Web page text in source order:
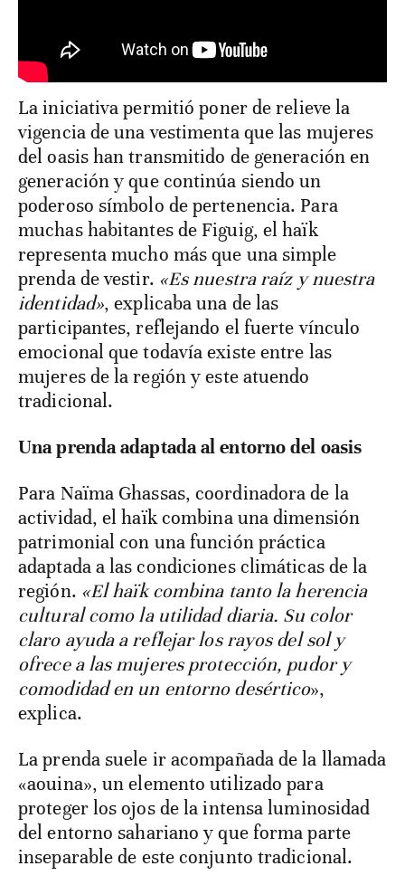
La iniciativa permitió poner de relieve la
vigencia de una vestimenta que las mujeres
del oasis han transmitido de generación en
generación y que continúa siendo un
poderoso símbolo de pertenencia. Para
muchas habitantes de Figuig, el haïk
representa mucho más que una simple
prenda de vestir. «Es nuestra raíz y nuestra
identidad», explicaba una de las
participantes, reflejando el fuerte vínculo
emocional que todavía existe entre las
mujeres de la región y este atuendo
tradicional.
Una prenda adaptada al entorno del oasis
Para Naïma Ghassas, coordinadora de la
actividad, el haïk combina una dimensión
patrimonial con una función práctica
adaptada a las condiciones climáticas de la
región. «El haïk combina tanto la herencia
cultural como la utilidad diaria. Su color
claro ayuda a reflejar los rayos del sol y
ofrece a las mujeres protección, pudor y
comodidad en un entorno desértico»,
explica.
La prenda suele ir acompañada de la llamada
«aouina», un elemento utilizado para
proteger los ojos de la intensa luminosidad
del entorno sahariano y que forma parte
inseparable de este conjunto tradicional.